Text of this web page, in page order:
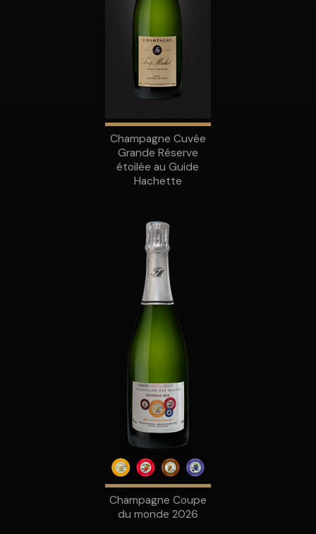
Champagne Cuvée
Grande Réserve
étoilée au Guide
Hachette
Champagne Coupe
du monde 2026